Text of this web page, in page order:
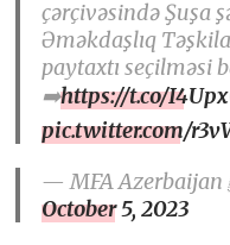
çərçivəsində Şuşa
Əməkdaşlıq
paytaxtı seçilməsi
➡️https://t.co/
pic.twitter.com/
— MFA
October 5, 2023